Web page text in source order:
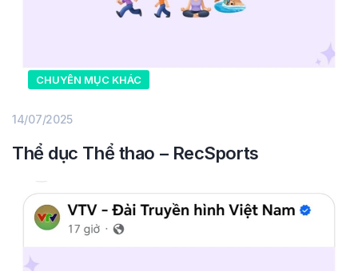
CHUYÊN MỤC KHÁC
14/07/2025
Thể dục Thể thao – RecSports